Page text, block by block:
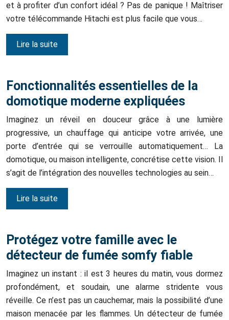
et à profiter d’un confort idéal ? Pas de panique ! Maîtriser
votre télécommande Hitachi est plus facile que vous…
Lire la suite
Fonctionnalités essentielles de la
domotique moderne expliquées
Imaginez un réveil en douceur grâce à une lumière
progressive, un chauffage qui anticipe votre arrivée, une
porte d’entrée qui se verrouille automatiquement… La
domotique, ou maison intelligente, concrétise cette vision. Il
s’agit de l’intégration des nouvelles technologies au sein…
Lire la suite
Protégez votre famille avec le
détecteur de fumée somfy fiable
Imaginez un instant : il est 3 heures du matin, vous dormez
profondément, et soudain, une alarme stridente vous
réveille. Ce n’est pas un cauchemar, mais la possibilité d’une
maison menacée par les flammes. Un détecteur de fumée